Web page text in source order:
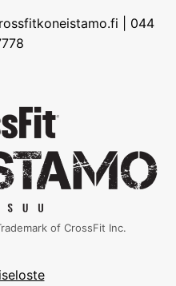
| 044
of CrossFit Inc.